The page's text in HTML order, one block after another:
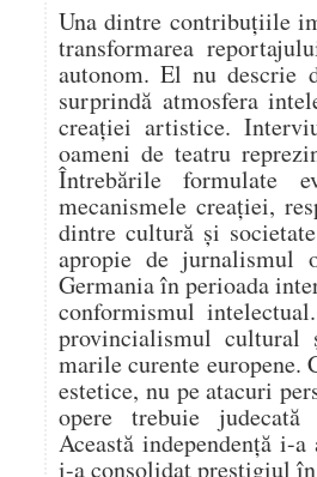
Una dintre contribuțiile
transformarea
autonom. El nu descrie
surprindă atmosfera
creației artistice.
oameni de teatru
Întrebările formulate
mecanismele creației,
dintre cultură și
apropie de jurnalismul
Germania în perioada
conformismul
provincialismul
marile curente europene.
estetice, nu pe atacuri
opere trebuie
Această independență i-
i-a consolidat prestigiul